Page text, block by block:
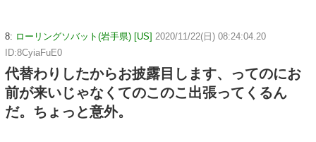
8: ローリングソバット(岩手県) [US] 2020/11/22(日) 08:24:04.20
ID:8CyiaFuE0
代替わりしたからお披露目します、ってのにお
前が来いじゃなくてのこのこ出張ってくるん
だ。ちょっと意外。